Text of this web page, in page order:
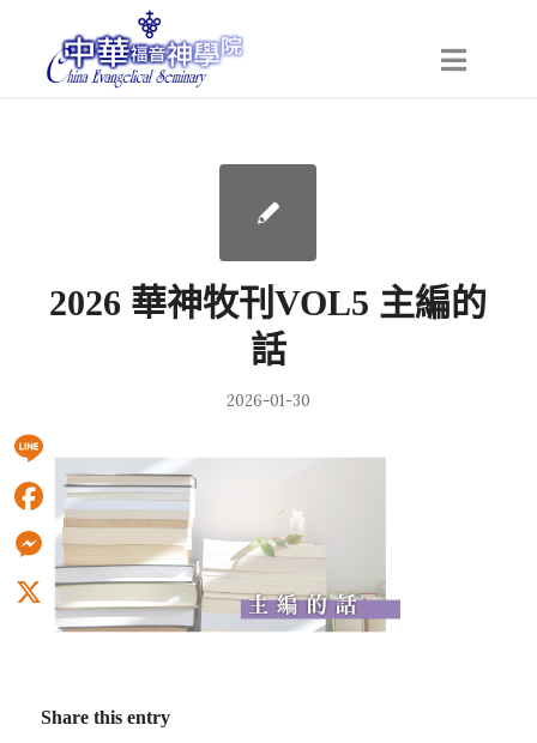
2026 華神牧刊VOL5 主編的
話
2026-01-30
Share this entry
Line
Facebook
Messenger